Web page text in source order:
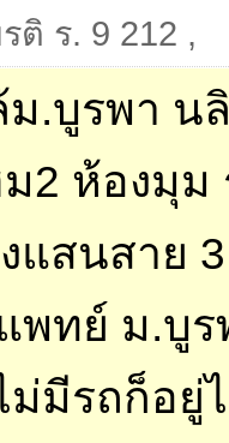
ติ ร. 9 212 ,
ม.บูรพา น
2 ห้องมุม
แสนสาย
ทย์ ม.บูร
ม่มีรถก็อยู่